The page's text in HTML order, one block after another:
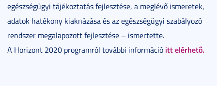
egészségügyi tájékoztatás fejlesztése, a meglévő ismeretek,
adatok hatékony kiaknázása és az egészségügyi szabályozó
rendszer megalapozott fejlesztése – ismertette.
A Horizont 2020 programról további információ itt elérhető.